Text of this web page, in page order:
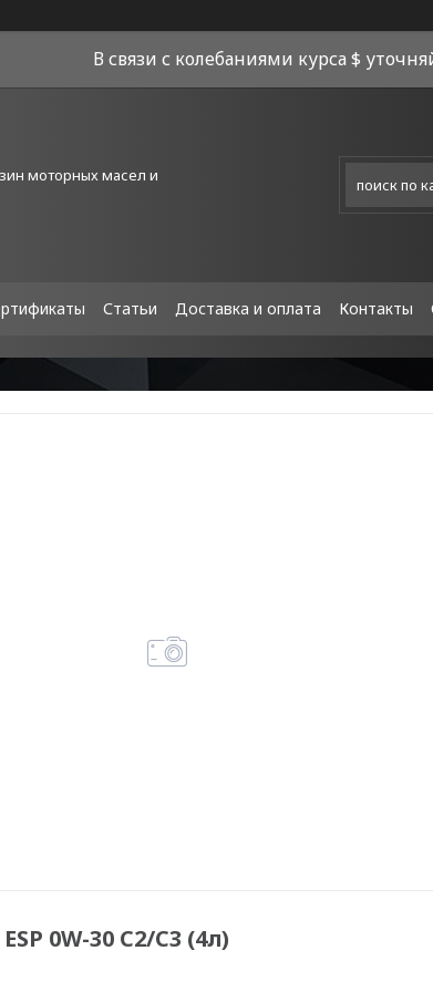
В связи с колебаниями курса $
моторных масел и
Статьи Доставка и оплата Контакты
0W-30 C2/C3 (4л)